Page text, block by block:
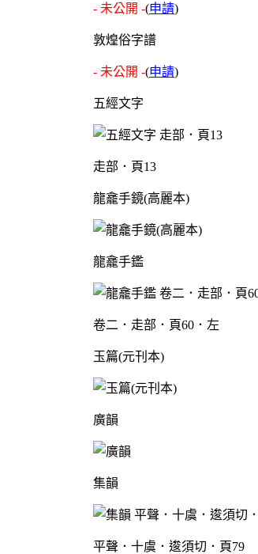
- 未公開 -(申請)
敦煌俗字譜
- 未公開 -(申請)
五經文字
走部．頁13
龍龕手鏡(高麗本)
龍龕手鑑
卷二．走部．頁60．左
玉篇(元刊本)
廣韻
集韻
平聲．十虞．逡須切．頁79